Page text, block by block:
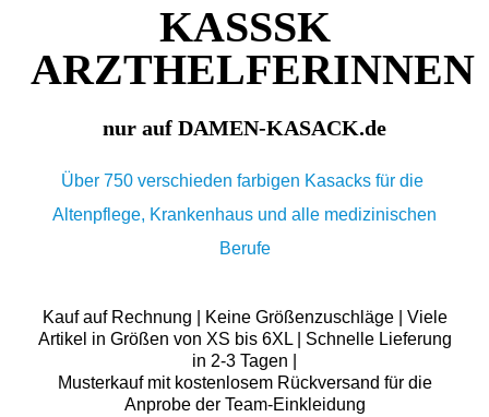
KASSSK
ARZTHELFERINNEN
nur auf DAMEN-KASACK.de
Über 750 verschieden farbigen Kasacks für die
Altenpflege, Krankenhaus und alle medizinischen
Berufe
Kauf auf Rechnung | Keine Größenzuschläge | Viele
Artikel in Größen von XS bis 6XL | Schnelle Lieferung
in 2-3 Tagen |
Musterkauf mit kostenlosem Rückversand für die
Anprobe der Team-Einkleidung